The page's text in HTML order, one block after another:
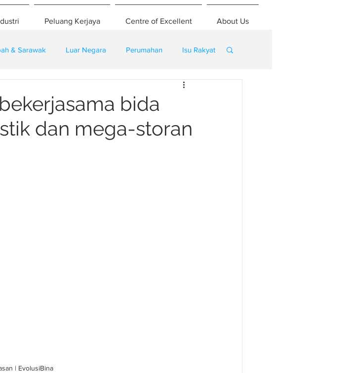
Peluang Kerjaya Centre of Excellent About Us
& Sarawak Luar Negara Perumahan Isu Rakyat
bida
dan mega-storan
| EvolusiBina